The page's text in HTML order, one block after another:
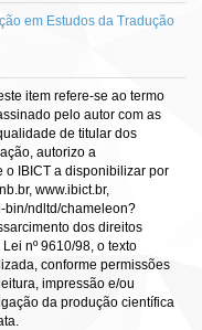
em Estudos da Tradução
item refere-se ao termo
pelo autor com as
de titular dos
autorizo a
o IBICT a disponibilizar por
www.ibict.br,
bin/ndltd/chameleon?
dos direitos
nº 9610/98, o texto
conforme permissões
impressão e/ou
da produção científica